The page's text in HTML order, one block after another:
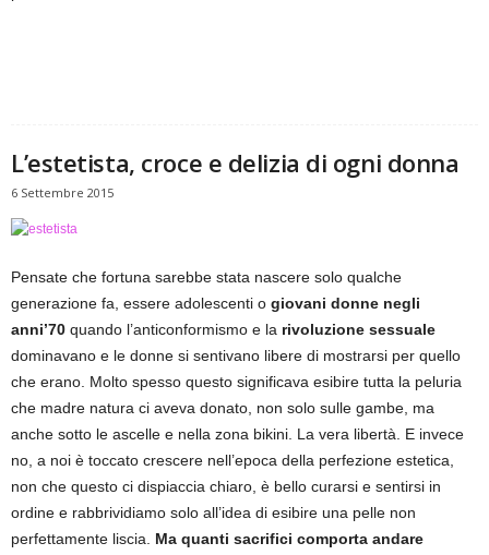
L’estetista, croce e delizia di ogni donna
6 Settembre 2015
Pensate che fortuna sarebbe stata nascere solo qualche
generazione fa, essere adolescenti o giovani donne negli
anni’70 quando l’anticonformismo e la rivoluzione sessuale
dominavano e le donne si sentivano libere di mostrarsi per quello
che erano. Molto spesso questo significava esibire tutta la peluria
che madre natura ci aveva donato, non solo sulle gambe, ma
anche sotto le ascelle e nella zona bikini. La vera libertà. E invece
no, a noi è toccato crescere nell’epoca della perfezione estetica,
non che questo ci dispiaccia chiaro, è bello curarsi e sentirsi in
ordine e rabbrividiamo solo all’idea di esibire una pelle non
perfettamente liscia. Ma quanti sacrifici comporta andare